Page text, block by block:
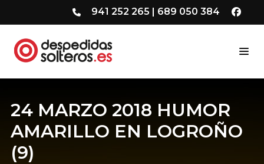
941 252 265 | 689 050 384
24 MARZO 2018 HUMOR
AMARILLO EN LOGROÑO
(9)